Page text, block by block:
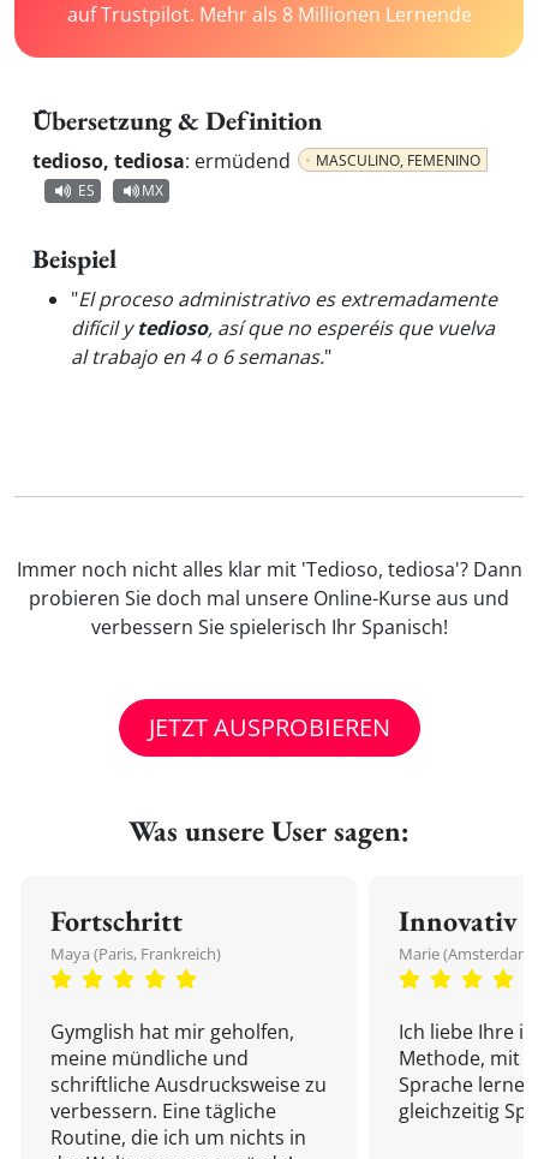
auf Trustpilot. Mehr als 8 Millionen Lernende
Übersetzung & Definition
tedioso, tediosa: ermüdend
MASCULINO, FEMENINO
ES
MX
Beispiel
"El proceso administrativo es extremadamente
difícil ytedioso, así que no esperéis que vuelva
al trabajo en 4 o 6 semanas."
Immer noch nicht alles klar mit 'Tedioso, tediosa'? Dann
probieren Sie doch mal unsere Online-Kurse aus und
verbessern Sie spielerisch Ihr Spanisch!
JETZT AUSPROBIEREN
Was unsere User sagen:
Fortschritt
Maya (Paris, Frankreich)
Gymglish hat mir geholfen,
meine mündliche und
schriftliche Ausdrucksweise zu
verbessern. Eine tägliche
Routine, die ich um nichts in
Innovativ
Marie
Ich liebe Ihre
Methode, mit
Sprache
gleichzeitig